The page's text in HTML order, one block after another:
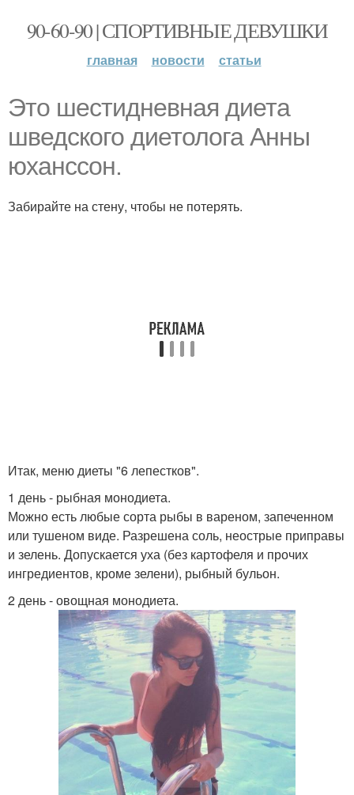
90-60-90 | СПОРТИВНЫЕ ДЕВУШКИ
главная новости статьи
Это шестидневная диета
шведского диетолога Анны
юханссон.
Забирайте на стену, чтобы не потерять.
Итак, меню диеты "6 лепестков".
1 день - рыбная монодиета.
Можно есть любые сорта рыбы в вареном, запеченном
или тушеном виде. Разрешена соль, неострые приправы
и зелень. Допускается уха (без картофеля и прочих
ингредиентов, кроме зелени), рыбный бульон.
2 день - овощная монодиета.